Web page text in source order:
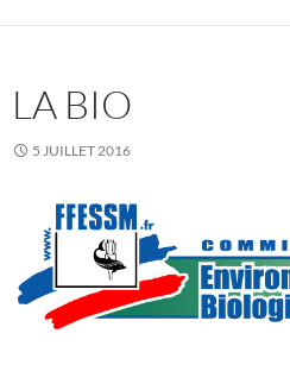
LA BIO
5 JUILLET 2016